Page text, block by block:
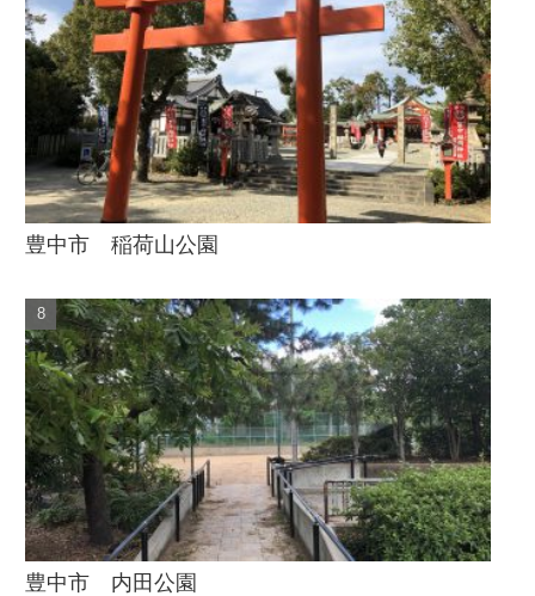
豊中市 稲荷山公園
豊中市 内田公園